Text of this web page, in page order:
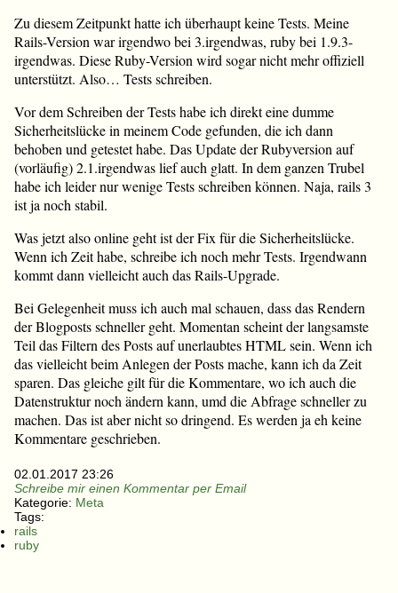
Zu diesem Zeitpunkt hatte ich überhaupt keine Tests. Meine
Rails-Version war irgendwo bei 3.irgendwas, ruby bei 1.9.3-
irgendwas. Diese Ruby-Version wird sogar nicht mehr offiziell
unterstützt. Also… Tests schreiben.
Vor dem Schreiben der Tests habe ich direkt eine dumme
Sicherheitslücke in meinem Code gefunden, die ich dann
behoben und getestet habe. Das Update der Rubyversion auf
(vorläufig) 2.1.irgendwas lief auch glatt. In dem ganzen Trubel
habe ich leider nur wenige Tests schreiben können. Naja, rails 3
ist ja noch stabil.
Was jetzt also online geht ist der Fix für die Sicherheitslücke.
Wenn ich Zeit habe, schreibe ich noch mehr Tests. Irgendwann
kommt dann vielleicht auch das Rails-Upgrade.
Bei Gelegenheit muss ich auch mal schauen, dass das Rendern
der Blogposts schneller geht. Momentan scheint der langsamste
Teil das Filtern des Posts auf unerlaubtes HTML sein. Wenn ich
das vielleicht beim Anlegen der Posts mache, kann ich da Zeit
sparen. Das gleiche gilt für die Kommentare, wo ich auch die
Datenstruktur noch ändern kann, umd die Abfrage schneller zu
machen. Das ist aber nicht so dringend. Es werden ja eh keine
Kommentare geschrieben.
02.01.2017 23:26
Schreibe mir einen Kommentar per Email
Kategorie: Meta
Tags:
rails
ruby